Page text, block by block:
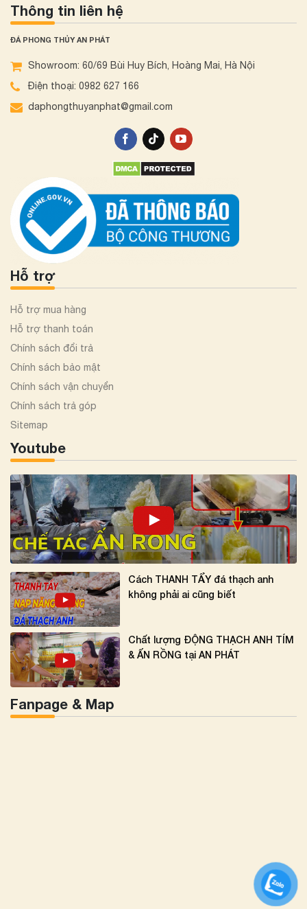
Thông tin liên hệ
ĐÁ PHONG THỦY AN PHÁT
Showroom: 60/69 Bùi Huy Bích, Hoàng Mai, Hà Nội
Điện thoại: 0982 627 166
daphongthuyanphat@gmail.com
Hỗ trợ
Hỗ trợ mua hàng
Hỗ trợ thanh toán
Chính sách đổi trả
Chính sách bảo mật
Chính sách vận chuyển
Chính sách trả góp
Sitemap
Youtube
Cách THANH TẨY đá thạch anh
không phải ai cũng biết
Chất lượng ĐỘNG THẠCH ANH TÍM
& ẤN RỒNG tại AN PHÁT
Fanpage & Map